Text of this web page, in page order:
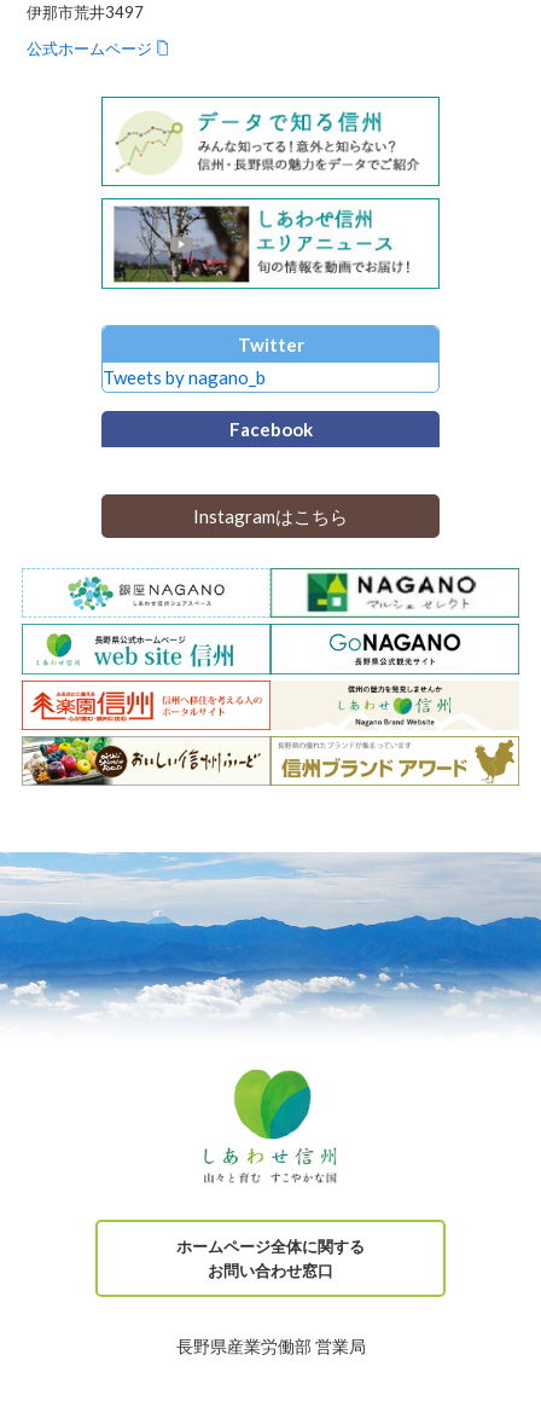
伊那市荒井3497
公式ホームページ
Twitter
Tweets by nagano_b
Facebook
Instagramはこちら
ホームページ全体に関する
お問い合わせ窓口
長野県産業労働部 営業局